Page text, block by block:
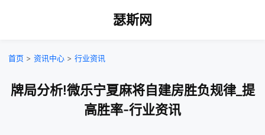
瑟斯网
首页 > 资讯中心 > 行业资讯
牌局分析!微乐宁夏麻将自建房胜负规律_提
高胜率-行业资讯